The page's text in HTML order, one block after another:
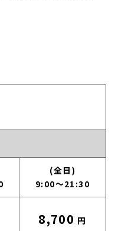
利用料)
～21:30 全日：9:00～21:30
(全日)
9:00～21:30
8,700 円